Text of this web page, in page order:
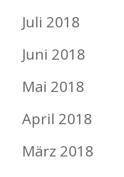
Juli 2018
Juni 2018
Mai 2018
April 2018
März 2018